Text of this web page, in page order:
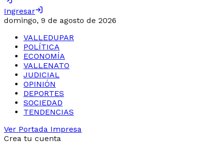
Ingresar
domingo, 9 de agosto de 2026
VALLEDUPAR
POLÍTICA
ECONOMÍA
VALLENATO
JUDICIAL
OPINIÓN
DEPORTES
SOCIEDAD
TENDENCIAS
Ver Portada Impresa
Crea tu cuenta